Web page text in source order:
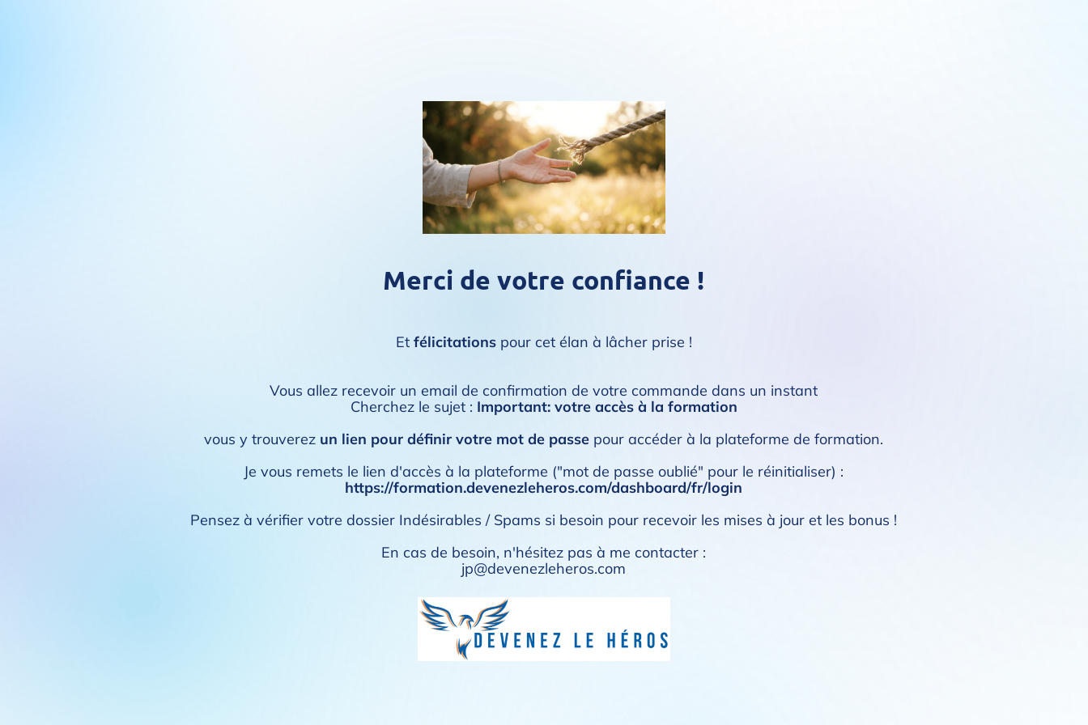
Merci de votre confiance !
Et félicitationspour cet élan à lâcher prise !
Vous allez recevoir un email de confirmation de votre commande dans un instant
Cherchez le sujet : Important: votre accès à la formation
vous y trouverez un lien pour définir votre mot de passe pour accéder à la plateforme de formation.
Je vous remets le lien d'accès à la plateforme ("mot de passe oublié" pour le réinitialiser) :
https://formation.devenezleheros.com/dashboard/fr/login
Pensez à vérifier votre dossier Indésirables / Spams si besoin pour recevoir les mises à jour et les bonus !
En cas de besoin, n'hésitez pas à me contacter :
jp@devenezleheros.com